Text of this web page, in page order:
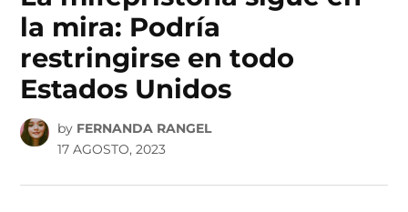
la mira: Podría
restringirse en todo
Estados Unidos
by FERNANDA RANGEL
17 AGOSTO, 2023